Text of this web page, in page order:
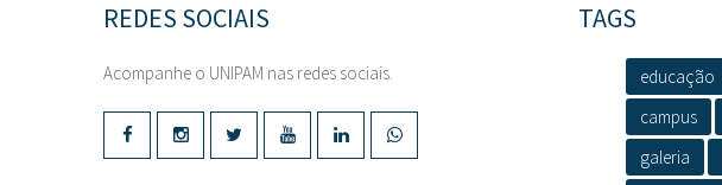
REDES SOCIAIS
Acompanhe o UNIPAM nas redes sociais.
TAGS
educação
campus
galeria